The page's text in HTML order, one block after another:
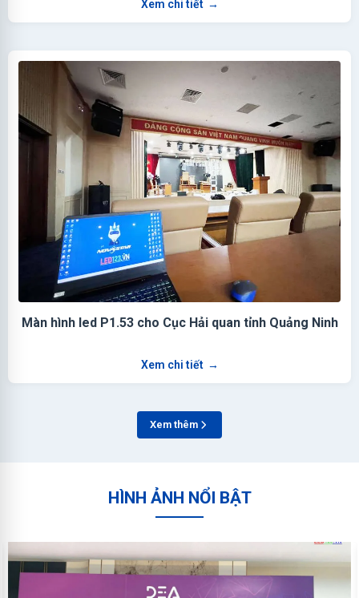
Xem chi tiết →
Màn hình led P1.53 cho Cục Hải quan tỉnh Quảng Ninh
Xem chi tiết →
Xem thêm
HÌNH ẢNH NỔI BẬT